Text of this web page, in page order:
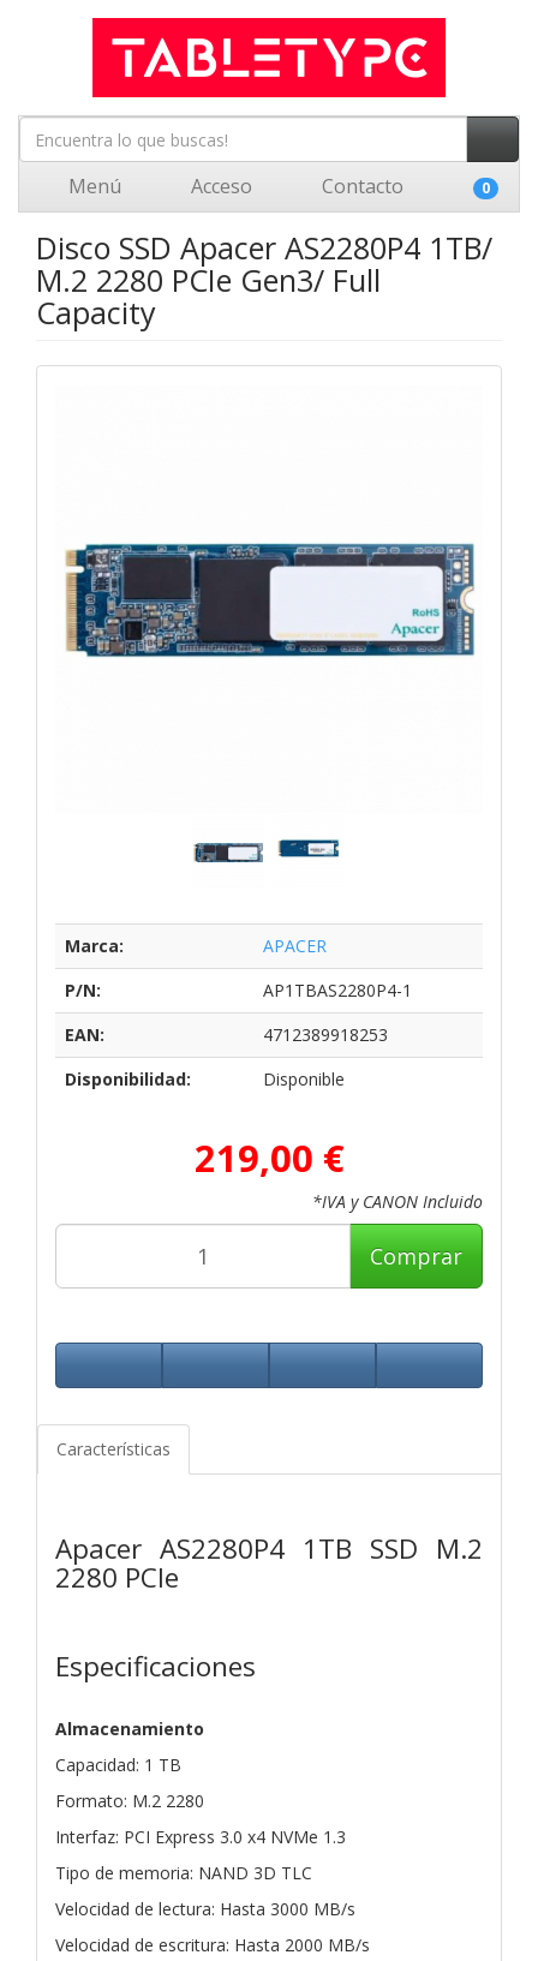
Menú Acceso Contacto 0
Disco SSD Apacer AS2280P4 1TB/
M.2 2280 PCIe Gen3/ Full
Capacity
Marca:
APACER
P/N:
AP1TBAS2280P4-1
EAN:
4712389918253
Disponibilidad:
Disponible
219,00 €
*IVA y CANON Incluido
Comprar
Características
Apacer AS2280P4 1TB SSD M.2
2280 PCIe
Especificaciones
Almacenamiento
Capacidad: 1 TB
Formato: M.2 2280
Interfaz: PCI Express 3.0 x4 NVMe 1.3
Tipo de memoria: NAND 3D TLC
Velocidad de lectura: Hasta 3000 MB/s
Velocidad de escritura: Hasta 2000 MB/s